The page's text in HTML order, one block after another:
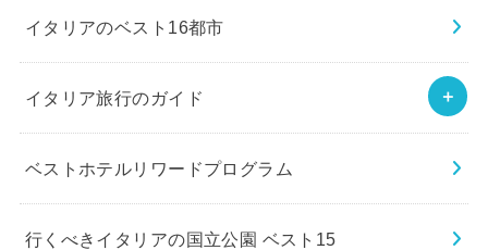
イタリアのベスト16都市
イタリア旅行のガイド
ベストホテルリワードプログラム
行くべきイタリアの国立公園 ベスト15